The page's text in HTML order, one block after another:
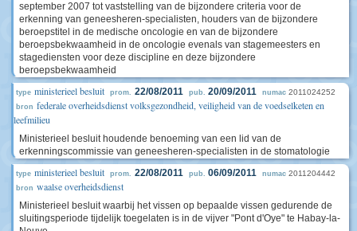
september 2007 tot vaststelling van de bijzondere criteria voor de
erkenning van geneesheren-specialisten, houders van de bijzondere
beroepstitel in de medische oncologie en van de bijzondere
beroepsbekwaamheid in de oncologie evenals van stagemeesters en
stagediensten voor deze discipline en deze bijzondere
beroepsbekwaamheid
type ministerieel besluit prom. 22/08/2011 pub. 20/09/2011 numac 2011024252
bron federale overheidsdienst volksgezondheid, veiligheid van de voedselketen en
leefmilieu
Ministerieel besluit houdende benoeming van een lid van de
erkenningscommissie van geneesheren-specialisten in de stomatologie
type ministerieel besluit prom. 22/08/2011 pub. 06/09/2011 numac 2011204442
bron waalse overheidsdienst
Ministerieel besluit waarbij het vissen op bepaalde vissen gedurende de
sluitingsperiode tijdelijk toegelaten is in de vijver "Pont d'Oye" te Habay-la-